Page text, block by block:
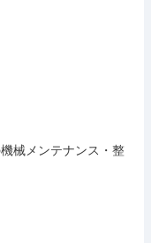
械メンテナンス・整